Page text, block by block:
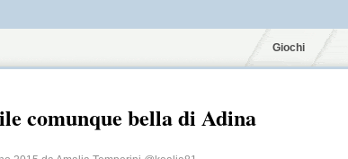
Giochi
comunque bella di Adina